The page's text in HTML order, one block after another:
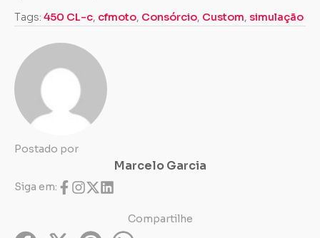
Tags: 450 CL-c, cfmoto, Consórcio, Custom, simulação
Postado por
Marcelo Garcia
Siga em:
Compartilhe